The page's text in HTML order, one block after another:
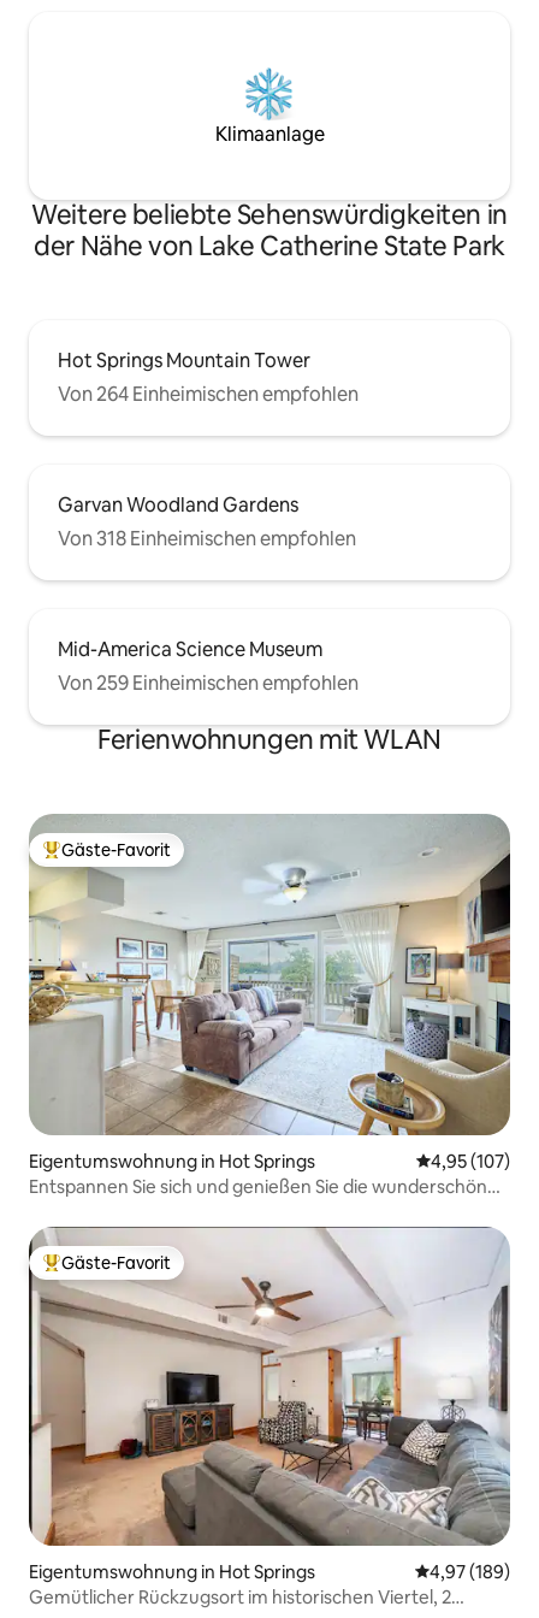
Klimaanlage
Weitere beliebte Sehenswürdigkeiten in
der Nähe von Lake Catherine State Park
Hot Springs Mountain Tower
Von 264 Einheimischen empfohlen
Garvan Woodland Gardens
Von 318 Einheimischen empfohlen
Mid-America Science Museum
Von 259 Einheimischen empfohlen
Ferienwohnungen mit WLAN
Beliebter Gäste-Favorit.
Gäste-Favorit
Eigentumswohnung in Hot Springs
4,95 (107)
Entspannen Sie sich und genießen Sie die wunderschöne
Beliebter Gäste-Favorit.
Gäste-Favorit
Eigentumswohnung in Hot Springs
4,97 (189)
Gemütlicher Rückzugsort im historischen Viertel, 2